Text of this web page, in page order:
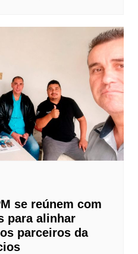
se reúnem com
para alinhar
parceiros da